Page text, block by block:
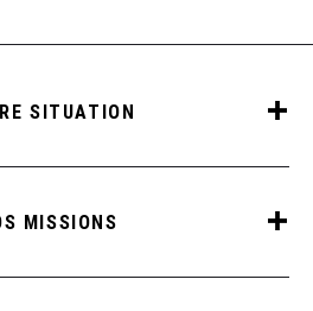
SITUATION
MISSIONS